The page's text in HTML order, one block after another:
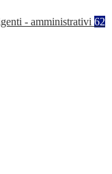
- amministrativi 62